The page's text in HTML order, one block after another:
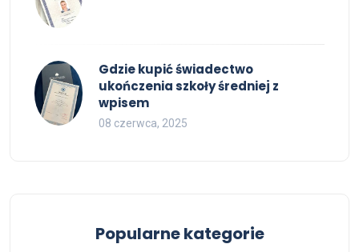
Gdzie kupić świadectwo
ukończenia szkoły średniej z
wpisem
08 czerwca, 2025
Popularne kategorie